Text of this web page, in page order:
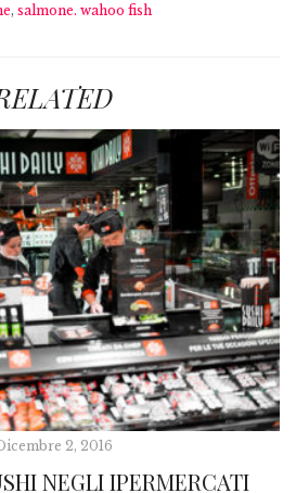
, salmone. wahoo fish
2, 2016
NEGLI IPERMERCATI